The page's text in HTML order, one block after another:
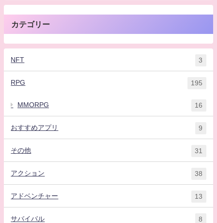
カテゴリー
NFT 3
RPG 195
MMORPG 16
おすすめアプリ 9
その他 31
アクション 38
アドベンチャー 13
サバイバル 8